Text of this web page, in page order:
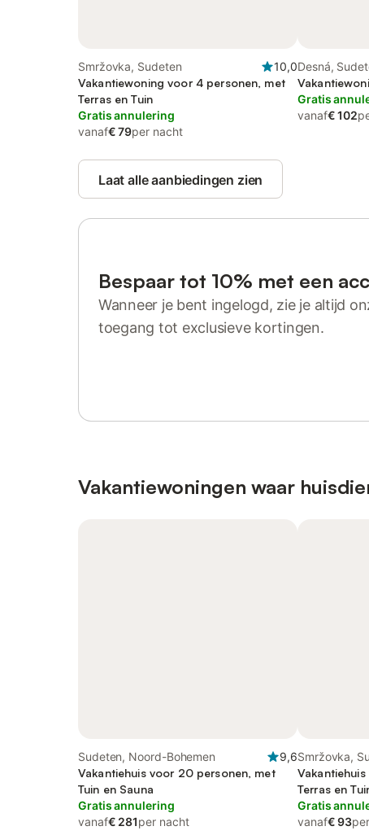
Smržovka, Sudeten
10,0
Vakantiewoning voor 4 personen, met
Terras en Tuin
Gratis annulering
vanaf€ 79per nacht
Desná,
Gratis
vanaf€ 102
Laat alle aanbiedingen zien
Bespaar tot 10% met een
Wanneer je bent ingelogd, zie je altijd
toegang tot exclusieve kortingen.
Vakantiewoningen waar
Sudeten, Noord-Bohemen
9,6
Vakantiehuis voor 20 personen, met
Tuin en Sauna
Gratis annulering
vanaf€ 281per nacht
Smržovka,
Terras en
Gratis
vanaf€ 93